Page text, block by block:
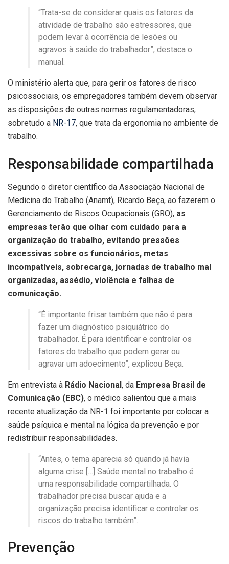
“Trata-se de considerar quais os fatores da
atividade de trabalho são estressores, que
podem levar à ocorrência de lesões ou
agravos à saúde do trabalhador”, destaca o
manual.
O ministério alerta que, para gerir os fatores de risco
psicossociais, os empregadores também devem observar
as disposições de outras normas regulamentadoras,
sobretudo a NR-17, que trata da ergonomia no ambiente de
trabalho.
Responsabilidade compartilhada
Segundo o diretor científico da Associação Nacional de
Medicina do Trabalho (Anamt), Ricardo Beça, ao fazerem o
Gerenciamento de Riscos Ocupacionais (GRO), as
empresas terão que olhar com cuidado para a
organização do trabalho, evitando pressões
excessivas sobre os funcionários, metas
incompatíveis, sobrecarga, jornadas de trabalho mal
organizadas, assédio, violência e falhas de
comunicação.
“É importante frisar também que não é para
fazer um diagnóstico psiquiátrico do
trabalhador. É para identificar e controlar os
fatores do trabalho que podem gerar ou
agravar um adoecimento”, explicou Beça.
Em entrevista à Rádio Nacional, da Empresa Brasil de
Comunicação (EBC), o médico salientou que a mais
recente atualização da NR-1 foi importante por colocar a
saúde psíquica e mental na lógica da prevenção e por
redistribuir responsabilidades.
“Antes, o tema aparecia só quando já havia
alguma crise […] Saúde mental no trabalho é
uma responsabilidade compartilhada. O
trabalhador precisa buscar ajuda e a
organização precisa identificar e controlar os
riscos do trabalho também”.
Prevenção